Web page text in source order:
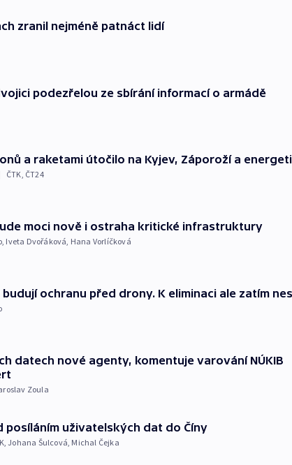
zranil nejméně patnáct lidí
podezřelou ze sbírání informací o armádě
a raketami útočilo na Kyjev, Záporoží a
ČTK, ČT24
moci nově i ostraha kritické infrastruktury
, Iveta Dvořáková, Hana Vorlíčková
ochranu před drony. K eliminaci ale zatím
datech nové agenty, komentuje varování NÚKIB
Zoula
posíláním uživatelských dat do Číny
Johana Šulcová Michal Čejka